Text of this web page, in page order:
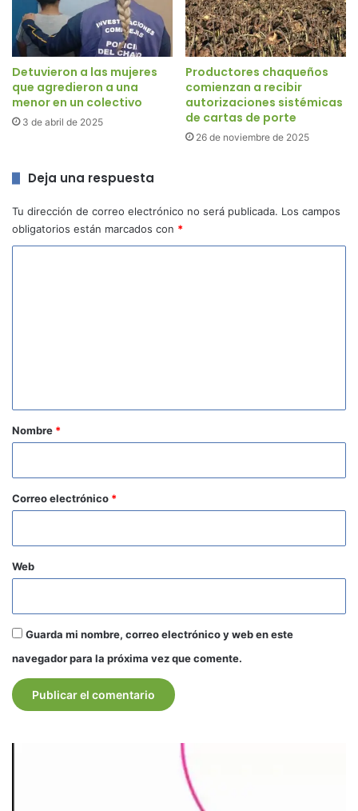
Detuvieron a las mujeres
que agredieron a una
menor en un colectivo
3 de abril de 2025
Productores chaqueños
comienzan a recibir
autorizaciones sistémicas
de cartas de porte
26 de noviembre de 2025
Deja una respuesta
Tu dirección de correo electrónico no será publicada. Los campos
obligatorios están marcados con *
r
o
*
Nombre *
Correo electrónico *
Web
Guarda mi nombre, correo electrónico y web en este
navegador para la próxima vez que comente.